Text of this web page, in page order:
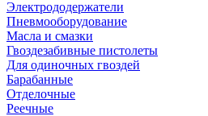
Электрододержатели
Пневмооборудование
Масла и смазки
Гвоздезабивные пистолеты
Для одиночных гвоздей
Барабанные
Отделочные
Реечные